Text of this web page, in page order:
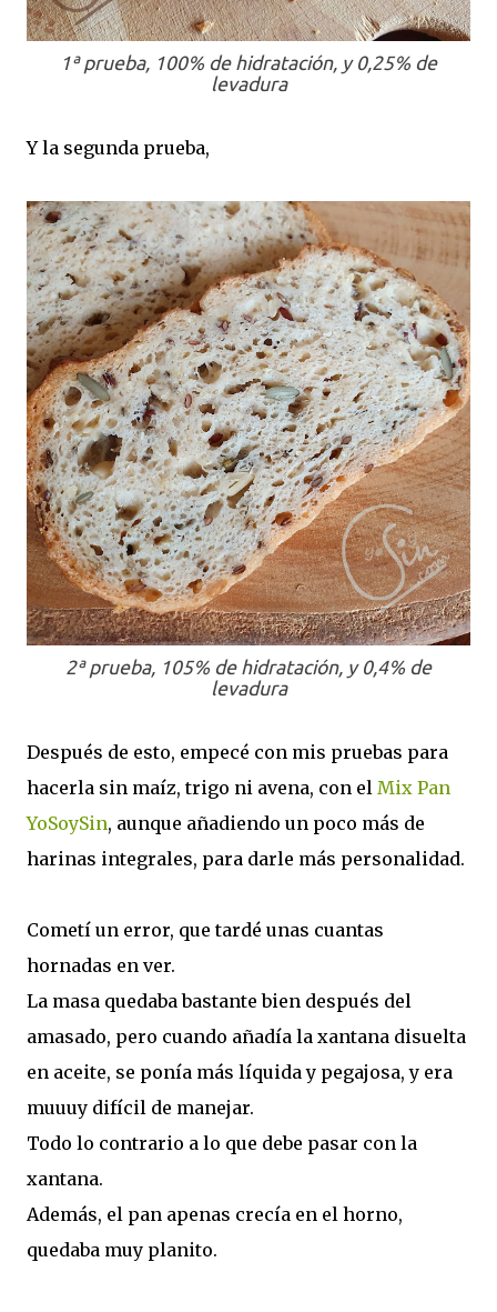
1ª prueba, 100% de hidratación, y 0,25% de
levadura
Y la segunda prueba,
2ª prueba, 105% de hidratación, y 0,4% de
levadura
Después de esto, empecé con mis pruebas para
hacerla sin maíz, trigo ni avena, con el Mix Pan
YoSoySin, aunque añadiendo un poco más de
harinas integrales, para darle más personalidad.
Cometí un error, que tardé unas cuantas
hornadas en ver.
La masa quedaba bastante bien después del
amasado, pero cuando añadía la xantana disuelta
en aceite, se ponía más líquida y pegajosa, y era
muuuy difícil de manejar.
Todo lo contrario a lo que debe pasar con la
xantana.
Además, el pan apenas crecía en el horno,
quedaba muy planito.